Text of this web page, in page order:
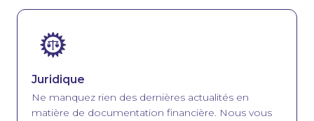
Image
Juridique
Ne manquez rien des dernières actualités en
matière de documentation financière. Nous vous